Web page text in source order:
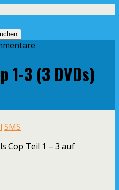
1-3 (3 DVDs)
SMS
Cop Teil 1 – 3 auf